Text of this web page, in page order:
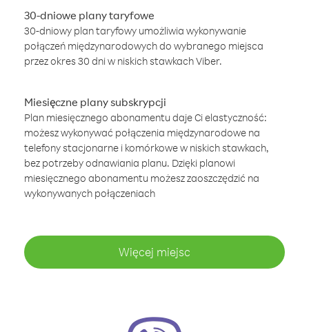
30-dniowe plany taryfowe
30-dniowy plan taryfowy umożliwia wykonywanie
połączeń międzynarodowych do wybranego miejsca
przez okres 30 dni w niskich stawkach Viber.
Miesięczne plany subskrypcji
Plan miesięcznego abonamentu daje Ci elastyczność:
możesz wykonywać połączenia międzynarodowe na
telefony stacjonarne i komórkowe w niskich stawkach,
bez potrzeby odnawiania planu. Dzięki planowi
miesięcznego abonamentu możesz zaoszczędzić na
wykonywanych połączeniach
Więcej miejsc